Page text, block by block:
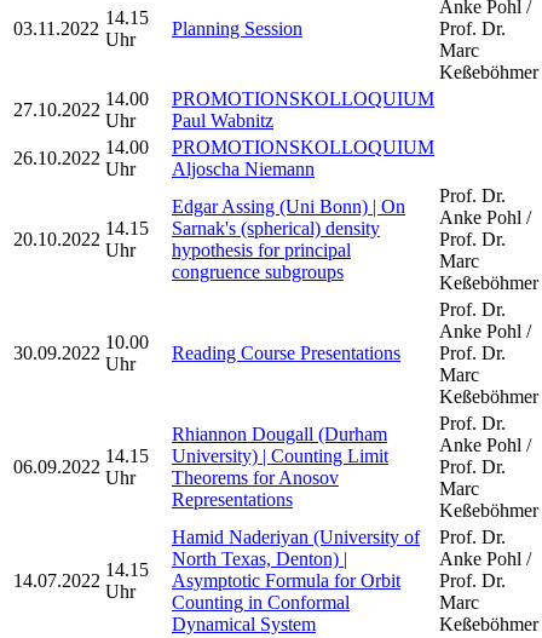
03.11.2022
14.15
Uhr
Planning Session
Anke Pohl /
Prof. Dr.
Marc
Keßeböhmer
27.10.2022
14.00
Uhr
PROMOTIONSKOLLOQUIUM
Paul Wabnitz
26.10.2022
14.00
Uhr
PROMOTIONSKOLLOQUIUM
Aljoscha Niemann
20.10.2022
14.15
Uhr
Edgar Assing (Uni Bonn) | On
Sarnak's (spherical) density
hypothesis for principal
congruence subgroups
Prof. Dr.
Anke Pohl /
Prof. Dr.
Marc
Keßeböhmer
30.09.2022
10.00
Uhr
Reading Course Presentations
Prof. Dr.
Anke Pohl /
Prof. Dr.
Marc
Keßeböhmer
06.09.2022
14.15
Uhr
Rhiannon Dougall (Durham
University) | Counting Limit
Theorems for Anosov
Representations
Prof. Dr.
Anke Pohl /
Prof. Dr.
Marc
Keßeböhmer
14.07.2022
14.15
Uhr
Hamid Naderiyan (University of
North Texas, Denton) |
Asymptotic Formula for Orbit
Counting in Conformal
Dynamical System
Prof. Dr.
Anke Pohl /
Prof. Dr.
Marc
Keßeböhmer